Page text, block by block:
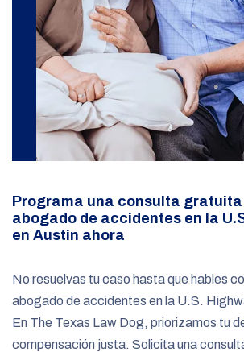
Programa una consulta
abogado de accidentes en la
en Austin ahora
No resuelvas tu caso hasta que hables
abogado de accidentes en la U.S.
En The Texas Law Dog, priorizamos tu
compensación justa. Solicita una